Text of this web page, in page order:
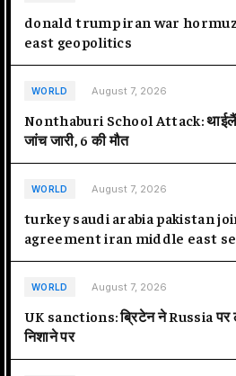
donald trump iran war
east geopolitics
WORLD August 7, 2026
Nonthaburi School Attack: थाईलैंड
जांच जारी, 6 की मौत
WORLD August 7, 2026
turkey saudi arabia pakistan
agreement iran middle east
WORLD August 7, 2026
UK sanctions: ब्रिटेन ने Russia पर
निशाने पर